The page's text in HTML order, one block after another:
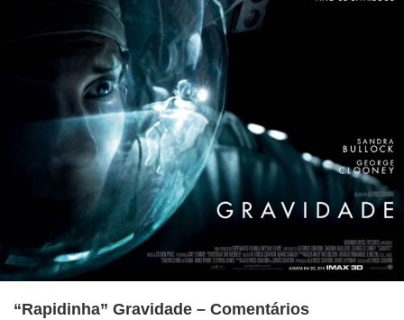
“Rapidinha” Gravidade – Comentários